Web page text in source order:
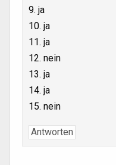
9. ja
10. ja
11. ja
12. nein
13. ja
14. ja
15. nein
Antworten